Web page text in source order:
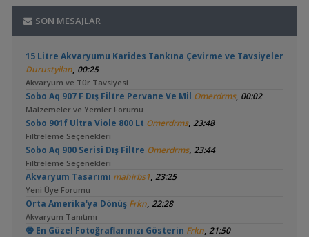
SON MESAJLAR
15 Litre Akvaryumu Karides Tankına Çevirme ve Tavsiyeler
Durustyilan, 00:25
Akvaryum ve Tür Tavsiyesi
Sobo Aq 907 F Dış Filtre Pervane Ve Mil Omerdrms, 00:02
Malzemeler ve Yemler Forumu
Sobo 901f Ultra Viole 800 Lt Omerdrms, 23:48
Filtreleme Seçenekleri
Sobo Aq 900 Serisi Dış Filtre Omerdrms, 23:44
Filtreleme Seçenekleri
Akvaryum Tasarımı mahirbs1, 23:25
Yeni Üye Forumu
Orta Amerika'ya Dönüş Frkn, 22:28
Akvaryum Tanıtımı
🧿 En Güzel Fotoğraflarınızı Gösterin Frkn, 21:50